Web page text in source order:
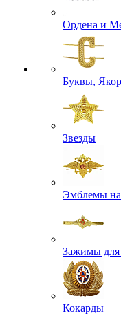
Ордена и
Буквы,
Звезды
Эмблемы
Зажимы для
Кокарды